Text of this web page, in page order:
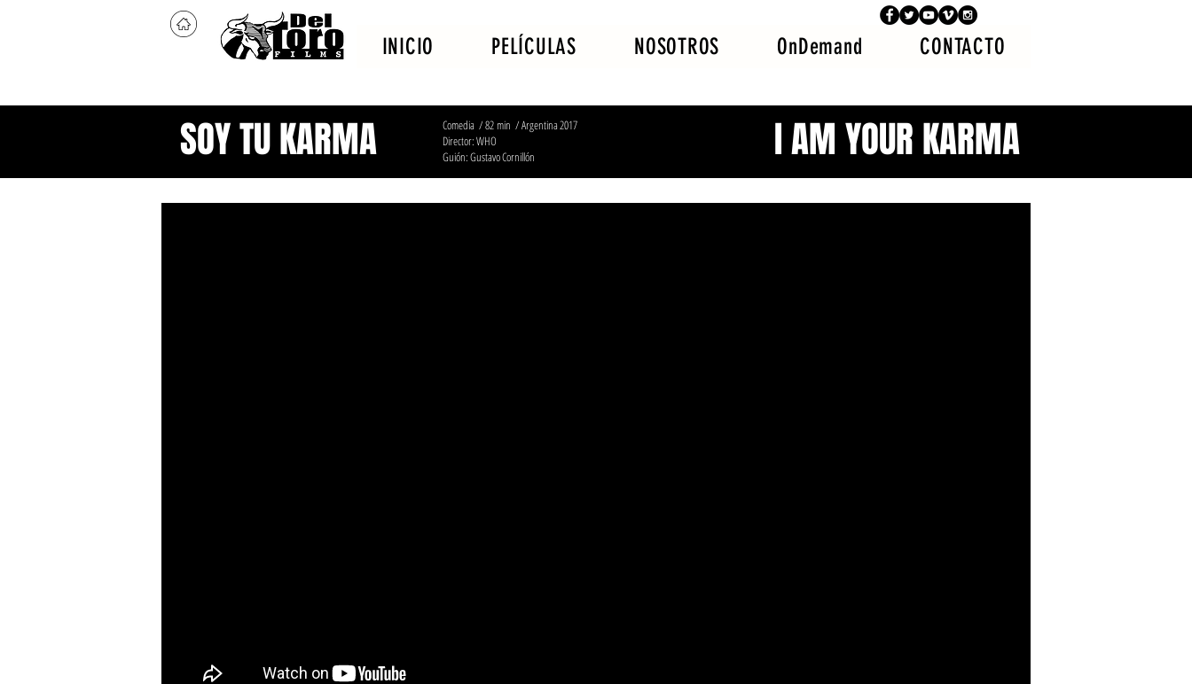
INICIO PELÍCULAS NOSOTROS OnDemand CONTACTO
SOY TU KARMA
Comedia / 82 min / Argentina 2017
Director: WHO
Guión: Gustavo Cornillón
I AM YOUR KARMA